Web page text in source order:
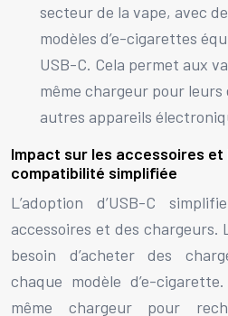
secteur de la vape, avec
modèles d’e-cigarettes
USB-C. Cela permet aux
même chargeur pour
autres appareils
Impact sur les accessoires
compatibilité simplifiée
L’adoption d’USB-C
accessoires et des chargeurs.
besoin d’acheter des
chaque modèle d’e-
même chargeur pour